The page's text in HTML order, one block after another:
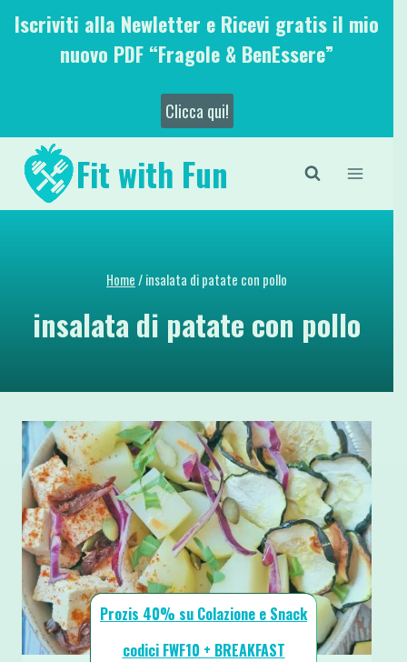
SaltaIscriviti alla Newletter e Ricevi gratis il mio
nuovo PDF “Fragole & BenEssere”
Clicca qui!
Fit with Fun
Home/insalata di patate con pollo
insalata di patate con pollo
Prozis 40% su Colazione e Snack
codici FWF10 + BREAKFAST